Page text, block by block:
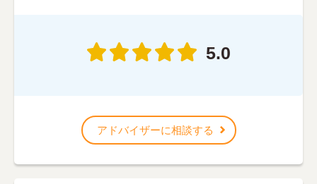
5.0
アドバイザーに相談する